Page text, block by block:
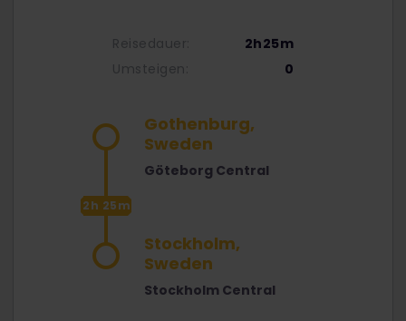
Reisedauer:
2h25m
Umsteigen:
0
Gothenburg,
Sweden
Göteborg Central
2h 25m
Stockholm,
Sweden
Stockholm Central